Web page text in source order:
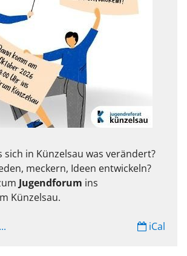
sich in Künzelsau was verändert?
meckern, Ideen entwickeln?
Jugendforum ins
Künzelsau.
iCal